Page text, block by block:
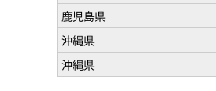
鹿児島県
沖縄県
沖縄県